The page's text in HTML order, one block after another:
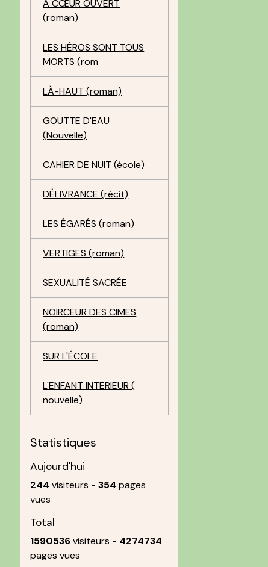
A CŒUR OUVERT
(roman)
LES HÉROS SONT TOUS
MORTS (rom
LÀ-HAUT (roman)
GOUTTE D'EAU
(Nouvelle)
CAHIER DE NUIT (école)
DÉLIVRANCE (récit)
LES ÉGARÉS (roman)
VERTIGES (roman)
SEXUALITÉ SACRÉE
NOIRCEUR DES CIMES
(roman)
SUR L'ÉCOLE
L'ENFANT INTERIEUR (
nouvelle)
Statistiques
Aujourd'hui
244 visiteurs -354 pages
vues
Total
1590536visiteurs - 4274734
pages vues